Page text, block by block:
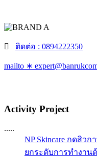
ติดต่อ : 0894222350
mailto ∗
Activity Project
.....
NP Skincare กดสิวก
ยกระดับการทำงาน